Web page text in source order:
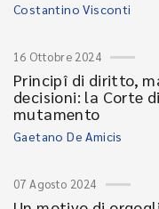
Costantino Visconti
16 Ottobre 2024
Principî di diritto,
decisioni: la Corte
mutamento
Gaetano De Amicis
07 Agosto 2024